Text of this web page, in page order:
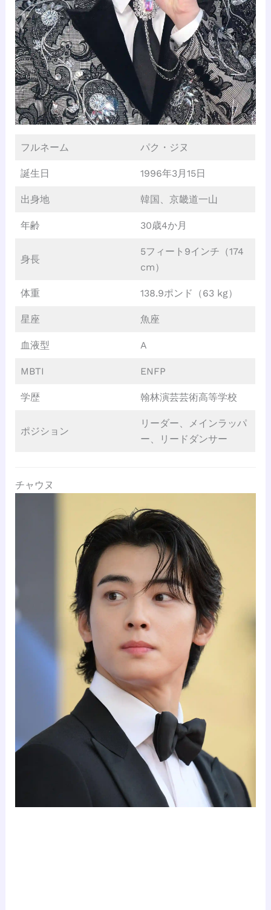
フルネーム パク・ジヌ
誕生日 1996年3月15日
出身地 韓国、京畿道一山
年齢 30歳4か月
身長
5フィート9インチ（174
cm）
体重 138.9ポンド（63 kg）
星座 魚座
血液型 A
MBTI ENFP
学歴 翰林演芸芸術高等学校
ポジション
リーダー、メインラッパ
ー、リードダンサー
チャウヌ